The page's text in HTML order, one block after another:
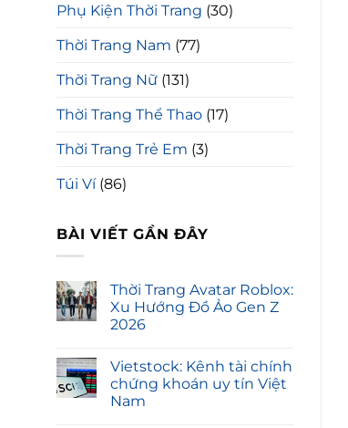
Phụ Kiện Thời Trang (30)
Thời Trang Nam (77)
Thời Trang Nữ (131)
Thời Trang Thể Thao (17)
Thời Trang Trẻ Em (3)
Túi Ví(86)
BÀI VIẾT GẦN ĐÂY
Thời Trang Avatar Roblox:
Xu Hướng Đồ Ảo Gen Z
2026
Vietstock: Kênh tài chính
chứng khoán uy tín Việt
Nam